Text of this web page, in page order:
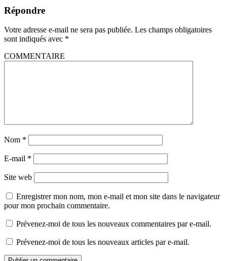
Répondre
Votre adresse e-mail ne sera pas publiée. Les champs obligatoires
sont indiqués avec *
COMMENTAIRE
Nom *
E-mail *
Site web
Enregistrer mon nom, mon e-mail et mon site dans le navigateur
pour mon prochain commentaire.
Prévenez-moi de tous les nouveaux commentaires par e-mail.
Prévenez-moi de tous les nouveaux articles par e-mail.